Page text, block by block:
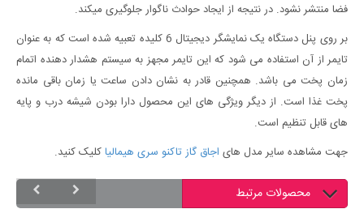
فضا منتشر نشود. در نتیجه از ایجاد حوادث ناگوار جلوگیری میکند.
بر روی پنل دستگاه یک نمایشگر دیجیتال 6 کلیده تعبیه شده است که به عنوان
تایمر از آن استفاده می شود که این تایمر مجهز به سیستم هشدار دهنده اتمام
زمان پخت می باشد. همچنین قادر به نشان دادن ساعت یا زمان باقی مانده
پخت غذا است. از دیگر ویژگی های این محصول دارا بودن شیشه درب و پایه
های قابل تنظیم است.
جهت مشاهده سایر مدل های اجاق گاز تاکنو سری هیمالیاکلیک کنید.
محصولات مرتبط